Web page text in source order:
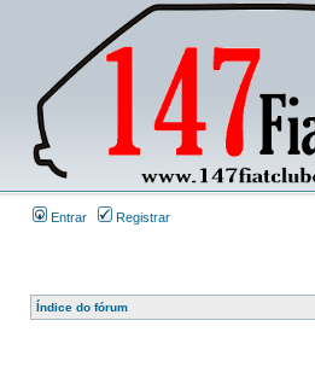
Entrar Registrar
Índice do fórum